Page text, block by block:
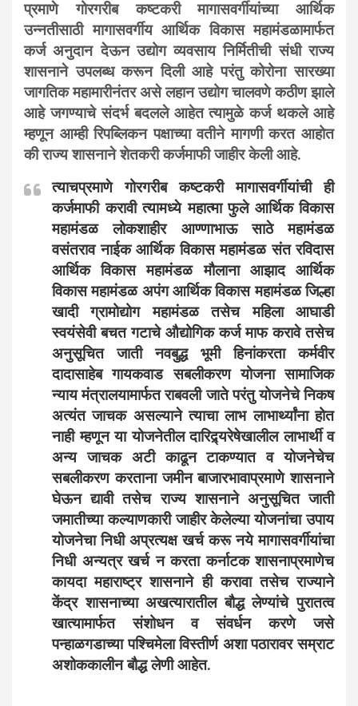
प्रमाणे गोरगरीब कष्टकरी मागासवर्गीयांच्या आर्थिक
उन्नतीसाठी मागासवर्गीय आर्थिक विकास महामंडळामार्फत
कर्ज अनुदान देऊन उद्योग व्यवसाय निर्मितीची संधी राज्य
शासनाने उपलब्ध करून दिली आहे परंतु कोरोना सारख्या
जागतिक महामारीनंतर असे लहान उद्योग चालवणे कठीण झाले
आहे जगण्याचे संदर्भ बदलले आहेत त्यामुळे कर्ज थकले आहे
म्हणून आम्ही रिपब्लिकन पक्षाच्या वतीने मागणी करत आहोत
की राज्य शासनाने शेतकरी कर्जमाफी जाहीर केली आहे.
त्याचप्रमाणे गोरगरीब कष्टकरी मागासवर्गीयांची ही
कर्जमाफी करावी त्यामध्ये महात्मा फुले आर्थिक विकास
महामंडळ लोकशाहीर आण्णाभाऊ साठे महामंडळ
वसंतराव नाईक आर्थिक विकास महामंडळ संत रविदास
आर्थिक विकास महामंडळ मौलाना आझाद आर्थिक
विकास महामंडळ अपंग आर्थिक विकास महामंडळ जिल्हा
खादी ग्रामोद्योग महामंडळ तसेच महिला आघाडी
स्वयंसेवी बचत गटाचे औद्योगिक कर्ज माफ करावे तसेच
अनुसूचित जाती नवबुद्ध भूमी हिनांकरता कर्मवीर
दादासाहेब गायकवाड सबलीकरण योजना सामाजिक
न्याय मंत्रालयामार्फत राबवली जाते परंतु योजनेचे निकष
अत्यंत जाचक असल्याने त्याचा लाभ लाभार्थ्यांना होत
नाही म्हणून या योजनेतील दारिद्र्यरेषेखालील लाभार्थी व
अन्य जाचक अटी काढून टाकण्यात व योजनेचेच
सबलीकरण करताना जमीन बाजारभावाप्रमाणे शासनाने
घेऊन द्यावी तसेच राज्य शासनाने अनुसूचित जाती
जमातीच्या कल्याणकारी जाहीर केलेल्या योजनांचा उपाय
योजनेचा निधी अप्रत्यक्ष खर्च करू नये मागासवर्गीयांचा
निधी अन्यत्र खर्च न करता कर्नाटक शासनाप्रमाणेच
कायदा महाराष्ट्र शासनाने ही करावा तसेच राज्याने
केंद्र शासनाच्या अखत्यारातील बौद्ध लेण्यांचे पुरातत्व
खात्यामार्फत संशोधन व संवर्धन करणे जसे
पन्हाळगडाच्या पश्चिमेला विस्तीर्ण अशा पठारावर सम्राट
अशोककालीन बौद्ध लेणी आहेत.